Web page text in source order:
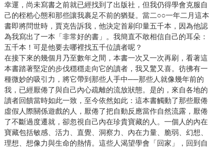
幸運，尚未寫書之前就已經找到了出版社，但我仍得學會克服自
己的桎梏心態和那些讓我裹足不前的猶疑。當二○○一年二月這本
書即將問世時，賈克告訴我，他決定首刷印量五千本，因為他認
為我寫出了一本「非常好的書」。我簡直不敢相信自己的耳朵：
五千本！可是他要去哪裡找五千位讀者呢？
在接下來的幾個月乃至數年之間，本書一次又一次再刷，看著這
本書踏著堅定的步伐穩穩走向它的讀者，我又驚又喜。彷彿有一
種微妙的吸引力，將它帶到那些人手中──那些人就像幾年前的
我，已經厭倦了與自己內心疏離的流放狀態。是的，來自各地的
讀者回饋當時如此一致，至今依然如此：這本書觸動了那些厭倦
虛假人際關係遊戲的人，厭倦了把自動反應當作自然流露，厭倦
了不斷過度遷就，卻忽視自己內在珍貴寶藏的人。一個人的內在
寶藏包括敏感、活力、直覺、洞察力、內在力量、脆弱、幻想、
理想、想像力與生命的熱情。這些人渴望學會「回家」，回到自